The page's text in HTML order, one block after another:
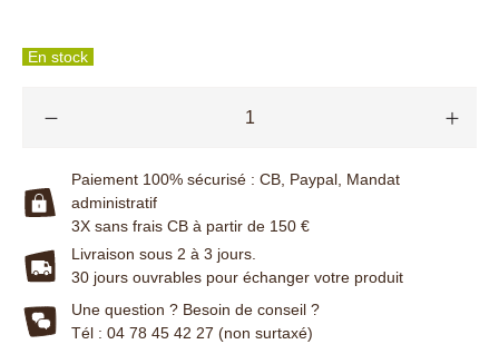
En stock
Paiement 100% sécurisé : CB, Paypal, Mandat
administratif
3X sans frais CB à partir de 150 €
Livraison sous 2 à 3 jours.
30 jours ouvrables pour échanger votre produit
Une question ? Besoin de conseil ?
Tél : 04 78 45 42 27 (non surtaxé)